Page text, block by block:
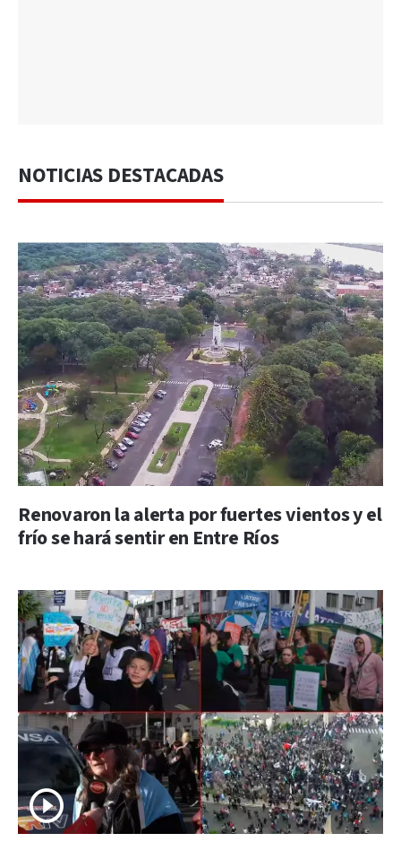
NOTICIAS DESTACADAS
Renovaron la alerta por fuertes vientos y el
frío se hará sentir en Entre Ríos